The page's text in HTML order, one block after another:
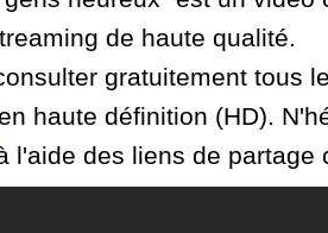
de haute qualité.
gratuitement tous
haute définition (HD).
l'aide des liens de partage